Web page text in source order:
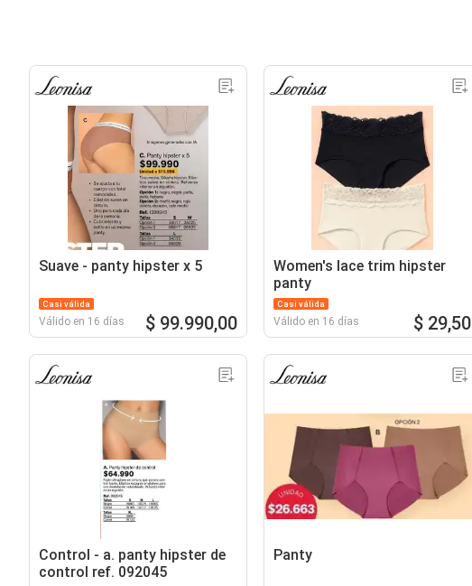
Suave - panty hipster x 5
Casi válida
Válido en 16 días $ 99.990,00
Women's lace trim hipster
panty
Casi válida
Válido en 16 días $ 29,50
Control - a. panty hipster de
control ref. 092045
Panty